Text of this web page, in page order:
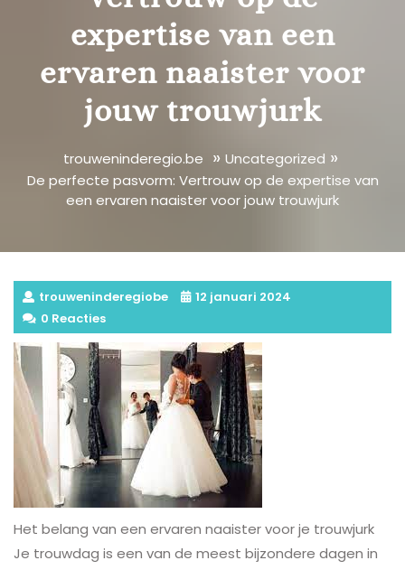
expertise van een
ervaren naaister voor
jouw trouwjurk
trouweninderegio.be » Uncategorized »
De perfecte pasvorm: Vertrouw op de expertise van
een ervaren naaister voor jouw trouwjurk
trouweninderegiobe
12 januari 2024
0 Reacties
Het belang van een ervaren naaister voor je trouwjurk
Je trouwdag is een van de meest bijzondere dagen in